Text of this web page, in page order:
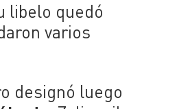
libelo quedó
varios
designó luego